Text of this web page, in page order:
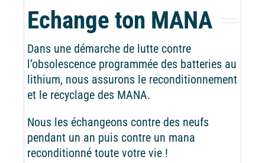
Echange ton MANA
Dans une démarche de lutte contre
l’obsolescence programmée des batteries au
lithium, nous assurons le reconditionnement
et le recyclage des MANA.
Nous les échangeons contre des neufs
pendant un an puis contre un mana
reconditionné toute votre vie !